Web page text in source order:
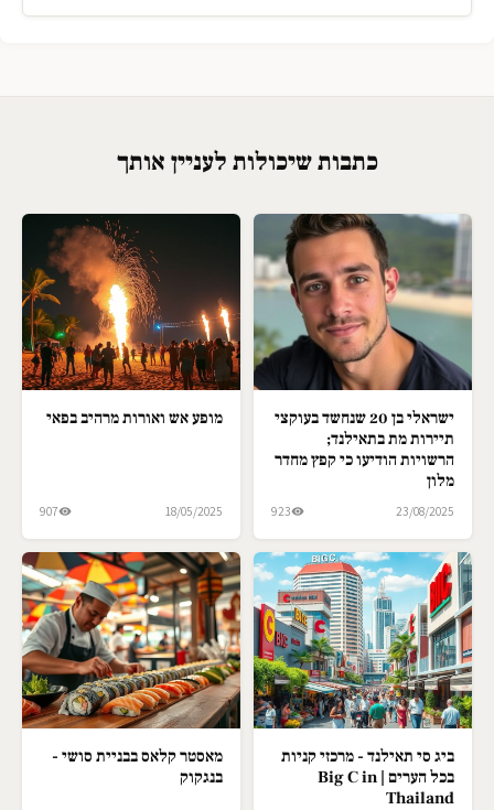
כתבות שיכולות לעניין אותך
ישראלי בן 20 שנחשד בעוקצי
תיירות מת בתאילנד;
הרשויות הודיעו כי קפץ מחדר
מלון
23/08/2025
923
מופע אש ואורות מרהיב בפאי
18/05/2025
907
ביג סי תאילנד - מרכזי קניות
בכל הערים | Big C in
Thailand
מאסטר קלאס בבניית סושי -
בנגקוק